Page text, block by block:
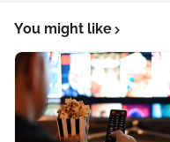
You might like